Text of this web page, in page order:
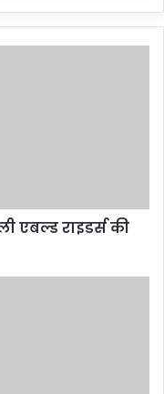
एबल्ड राइडर्स की